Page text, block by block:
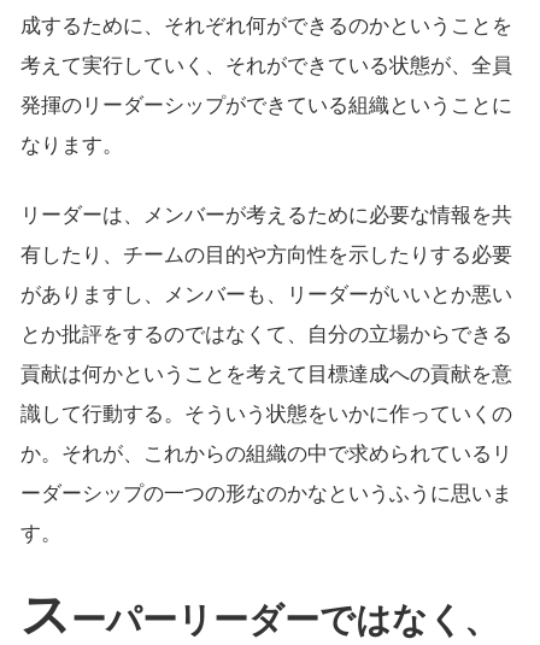
成するために、それぞれ何ができるのかということを
考えて実行していく、それができている状態が、全員
発揮のリーダーシップができている組織ということに
なります。
リーダーは、メンバーが考えるために必要な情報を共
有したり、チームの目的や方向性を示したりする必要
がありますし、メンバーも、リーダーがいいとか悪い
とか批評をするのではなくて、自分の立場からできる
貢献は何かということを考えて目標達成への貢献を意
識して行動する。そういう状態をいかに作っていくの
か。それが、これからの組織の中で求められているリ
ーダーシップの一つの形なのかなというふうに思いま
す。
スーパーリーダーではなく、